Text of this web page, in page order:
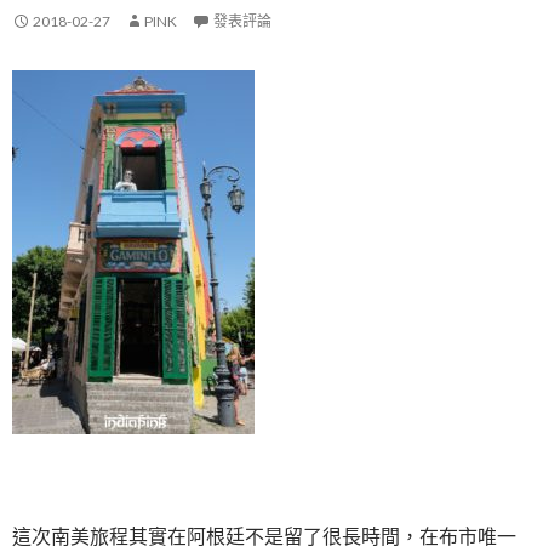
2018-02-27 PINK 發表評論
這次南美旅程其實在阿根廷不是留了很長時間，在布市唯一